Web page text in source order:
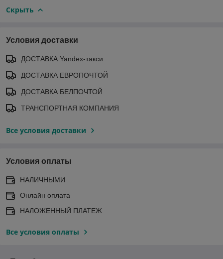
Скрыть
Условия доставки
ДОСТАВКА Yandex-такси
ДОСТАВКА ЕВРОПОЧТОЙ
ДОСТАВКА БЕЛПОЧТОЙ
ТРАНСПОРТНАЯ КОМПАНИЯ
Все условия доставки
Условия оплаты
НАЛИЧНЫМИ
Онлайн оплата
НАЛОЖЕННЫЙ ПЛАТЕЖ
Все условия оплаты